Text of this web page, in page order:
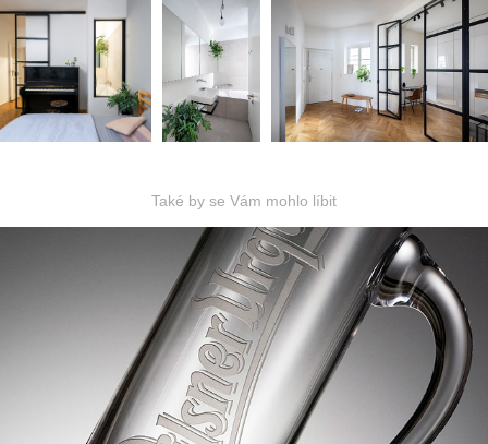
Také by se Vám mohlo líbit
SAHM